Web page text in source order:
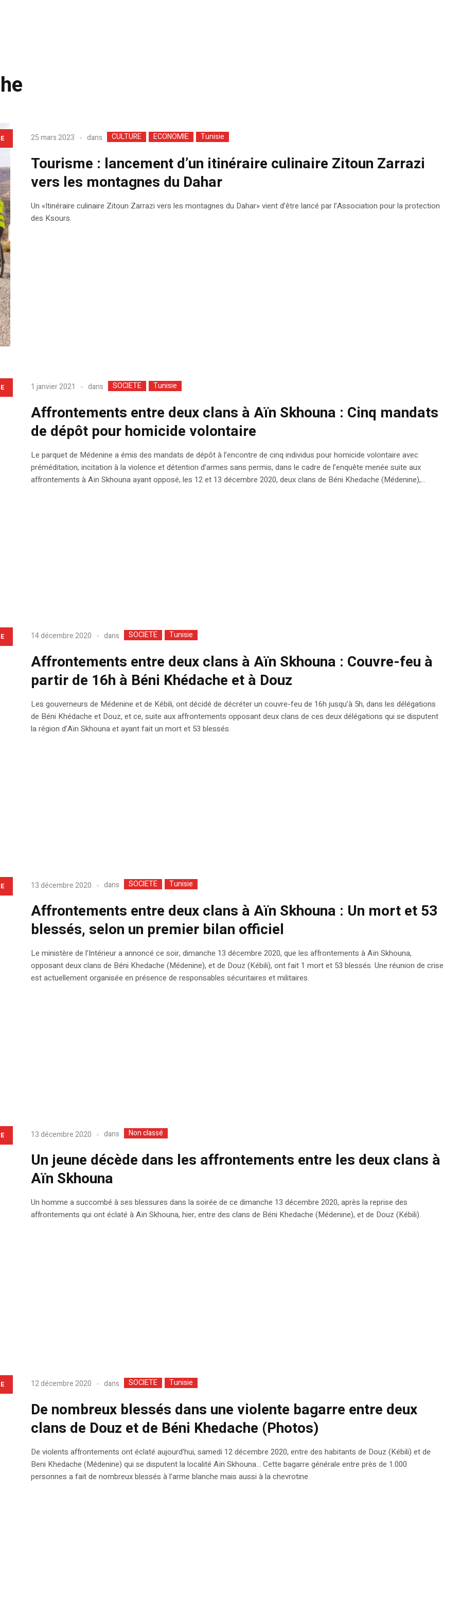
25 mars 2023 dans CULTURE ECONOMIE Tunisie
Tourisme : lancement d’un itinéraire culinaire Zitoun Zarrazi
vers les montagnes du Dahar
Un «Itinéraire culinaire Zitoun Zarrazi vers les montagnes du Dahar» vient d’être lancé par l’Association pour la protection
des Ksours.
1 janvier 2021 dans SOCIETE Tunisie
Affrontements entre deux clans à Aïn Skhouna : Cinq mandats
de dépôt pour homicide volontaire
Le parquet de Médenine a émis des mandats de dépôt à l’encontre de cinq individus pour homicide volontaire avec
préméditation, incitation à la violence et détention d’armes sans permis, dans le cadre de l’enquête menée suite aux
affrontements à Aïn Skhouna ayant opposé, les 12 et 13 décembre 2020, deux clans de Béni Khedache (Médenine),...
14 décembre 2020 dans SOCIETE Tunisie
Affrontements entre deux clans à Aïn Skhouna : Couvre-feu à
partir de 16h à Béni Khédache et à Douz
Les gouverneurs de Médenine et de Kébili, ont décidé de décréter un couvre-feu de 16h jusqu’à 5h, dans les délégations
de Béni Khédache et Douz, et ce, suite aux affrontements opposant deux clans de ces deux délégations qui se disputent
la région d’Aïn Skhouna et ayant fait un mort et 53 blessés.
13 décembre 2020 dans SOCIETE Tunisie
Affrontements entre deux clans à Aïn Skhouna : Un mort et 53
blessés, selon un premier bilan officiel
Le ministère de l’Intérieur a annoncé ce soir, dimanche 13 décembre 2020, que les affrontements à Aïn Skhouna,
opposant deux clans de Béni Khedache (Médenine), et de Douz (Kébili), ont fait 1 mort et 53 blessés. Une réunion de crise
est actuellement organisée en présence de responsables sécuritaires et militaires.
13 décembre 2020 dans Non classé
Un jeune décède dans les affrontements entre les deux clans à
Aïn Skhouna
Un homme a succombé à ses blessures dans la soirée de ce dimanche 13 décembre 2020, après la reprise des
affrontements qui ont éclaté à Aïn Skhouna, hier, entre des clans de Béni Khedache (Médenine), et de Douz (Kébili).
12 décembre 2020 dans SOCIETE Tunisie
De nombreux blessés dans une violente bagarre entre deux
clans de Douz et de Béni Khedache (Photos)
De violents affrontements ont éclaté aujourd’hui, samedi 12 décembre 2020, entre des habitants de Douz (Kébili) et de
Beni Khedache (Médenine) qui se disputent la localité Aïn Skhouna… Cette bagarre générale entre près de 1.000
personnes a fait de nombreux blessés à l’arme blanche mais aussi à la chevrotine.